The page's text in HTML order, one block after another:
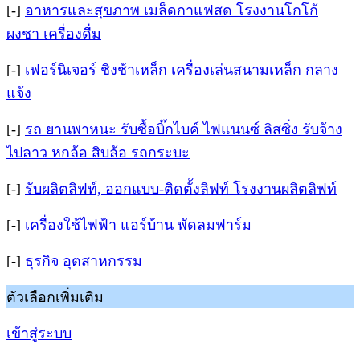
[-] อาหารและสุขภาพ เมล็ดกาแฟสด โรงงานโกโก้
ผงชา เครื่องดื่ม
[-] เฟอร์นิเจอร์ ชิงช้าเหล็ก เครื่องเล่นสนามเหล็ก กลาง
แจ้ง
[-] รถ ยานพาหนะ รับซื้อบิ๊กไบค์ ไฟแนนซ์ ลิสซิ่ง รับจ้าง
ไปลาว หกล้อ สิบล้อ รถกระบะ
[-] รับผลิตลิฟท์, ออกแบบ-ติดตั้งลิฟท์ โรงงานผลิตลิฟท์
[-] เครื่องใช้ไฟฟ้า แอร์บ้าน พัดลมฟาร์ม
[-] ธุรกิจ อุตสาหกรรม
ตัวเลือกเพิ่มเติม
เข้าสู่ระบบ